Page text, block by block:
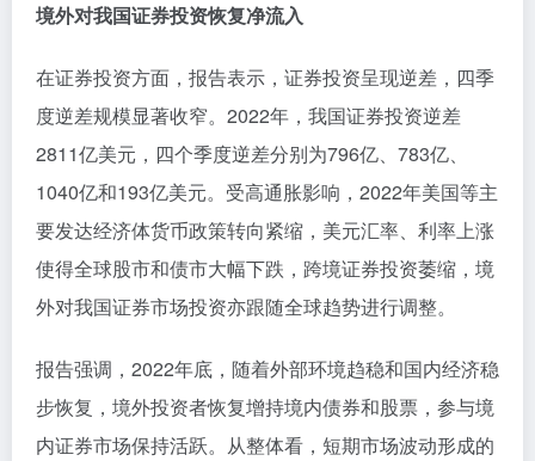
境外对我国证券投资恢复净流入
在证券投资方面，报告表示，证券投资呈现逆差，四季
度逆差规模显著收窄。2022年，我国证券投资逆差
2811亿美元，四个季度逆差分别为796亿、783亿、
1040亿和193亿美元。受高通胀影响，2022年美国等主
要发达经济体货币政策转向紧缩，美元汇率、利率上涨
使得全球股市和债市大幅下跌，跨境证券投资萎缩，境
外对我国证券市场投资亦跟随全球趋势进行调整。
报告强调，2022年底，随着外部环境趋稳和国内经济稳
步恢复，境外投资者恢复增持境内债券和股票，参与境
内证券市场保持活跃。从整体看，短期市场波动形成的